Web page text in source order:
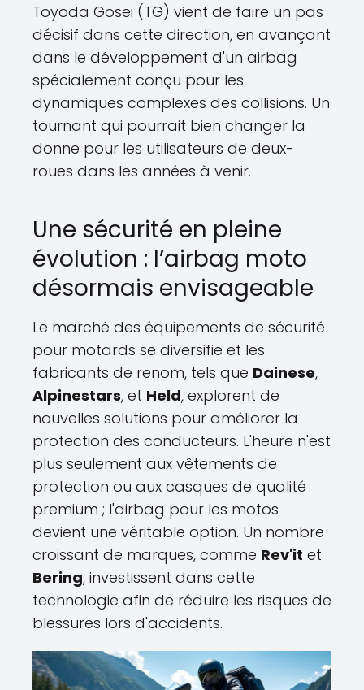
Toyoda Gosei (TG) vient de faire un pas
décisif dans cette direction, en avançant
dans le développement d'un airbag
spécialement conçu pour les
dynamiques complexes des collisions. Un
tournant qui pourrait bien changer la
donne pour les utilisateurs de deux-
roues dans les années à venir.
Une sécurité en pleine
évolution : l’airbag moto
désormais envisageable
Le marché des équipements de sécurité
pour motards se diversifie et les
fabricants de renom, tels que Dainese,
Alpinestars, et Held, explorent de
nouvelles solutions pour améliorer la
protection des conducteurs. L'heure n'est
plus seulement aux vêtements de
protection ou aux casques de qualité
premium ; l'airbag pour les motos
devient une véritable option. Un nombre
croissant de marques, comme Rev'it et
Bering, investissent dans cette
technologie afin de réduire les risques de
blessures lors d'accidents.